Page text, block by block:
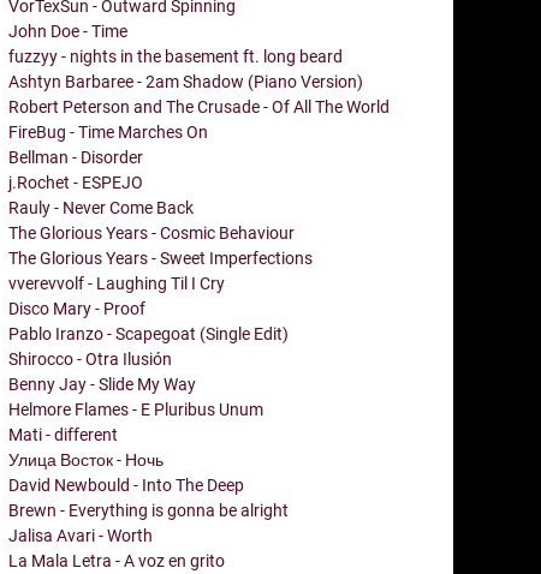
VorTexSun - Outward Spinning
John Doe - Time
fuzzyy - nights in the basement ft. long beard
Ashtyn Barbaree - 2am Shadow (Piano Version)
Robert Peterson and The Crusade - Of All The World
FireBug - Time Marches On
Bellman - Disorder
j.Rochet - ESPEJO
Rauly - Never Come Back
The Glorious Years - Cosmic Behaviour
The Glorious Years - Sweet Imperfections
vverevvolf - Laughing Til I Cry
Disco Mary - Proof
Pablo Iranzo - Scapegoat (Single Edit)
Shirocco - Otra Ilusión
Benny Jay - Slide My Way
Helmore Flames - E Pluribus Unum
Mati - different
Улица Восток - Ночь
David Newbould - Into The Deep
Brewn - Everything is gonna be alright
Jalisa Avari - Worth
La Mala Letra - A voz en grito